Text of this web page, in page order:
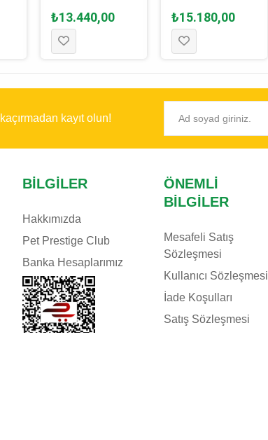
Seti 19 L - Siyah
₺13.440,00
Akvaryum Set 49
L - Beyaz
₺15.180,00
kayıt olun!
BILGILER
Hakkımızda
Pet Prestige Club
Banka Hesaplarımız
ÖNEMLI
BILGILER
Mesafeli Satış
Sözleşmesi
Kullanıcı Sözleşmesi
İade Koşulları
Satış Sözleşmesi